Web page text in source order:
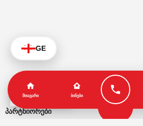
პარტნიორები
GE
ᲛᲗᲐᲕᲐᲠᲘ ᲑᲘᲜᲔᲑᲘ